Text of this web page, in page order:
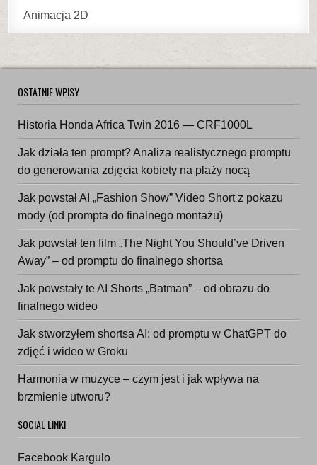
Animacja 2D
OSTATNIE WPISY
Historia Honda Africa Twin 2016 — CRF1000L
Jak działa ten prompt? Analiza realistycznego promptu
do generowania zdjęcia kobiety na plaży nocą
Jak powstał AI „Fashion Show” Video Short z pokazu
mody (od prompta do finalnego montażu)
Jak powstał ten film „The Night You Should’ve Driven
Away” – od promptu do finalnego shortsa
Jak powstały te AI Shorts „Batman” – od obrazu do
finalnego wideo
Jak stworzyłem shortsa AI: od promptu w ChatGPT do
zdjęć i wideo w Groku
Harmonia w muzyce – czym jest i jak wpływa na
brzmienie utworu?
SOCIAL LINKI
Facebook Kargulo